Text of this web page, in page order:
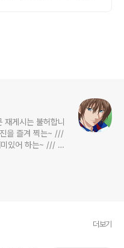
재게시는 불허합니
을 즐겨 찍는~ ///
있어 하는~ /// 고
하는~ 不老巨
더보기